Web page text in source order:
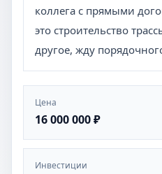
коллега с прямыми
это строительство
другое, жду
Цена
16 000 000 ₽
Инвестиции